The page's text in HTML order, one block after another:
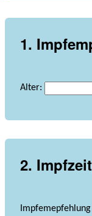
1.
Alter:
2.
Impfemepfehlung